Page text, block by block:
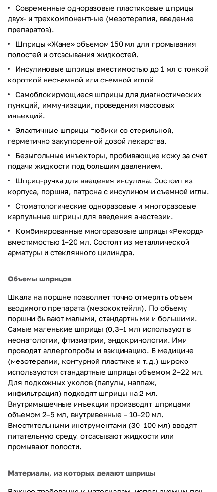
Современные одноразовые пластиковые шприцы
двух- и трехкомпонентные (мезотерапия, введение
препаратов).
Шприцы «Жане» объемом 150 мл для промывания
полостей и отсасывания жидкостей.
Инсулиновые шприцы вместимостью до 1 мл с тонкой
короткой несъемной или съемной иглой.
Самоблокирующиеся шприцы для диагностических
пункций, иммунизации, проведения массовых
инъекций.
Эластичные шприцы-тюбики со стерильной,
герметично закупоренной дозой лекарства.
Безыгольные инъекторы, пробивающие кожу за счет
подачи жидкости под большим давлением.
Шприц-ручка для введения инсулина. Состоит из
корпуса, поршня, патрона с инсулином и съемной иглы.
Стоматологические одноразовые и многоразовые
карпульные шприцы для введения анестезии.
Комбинированные многоразовые шприцы «Рекорд»
вместимостью 1–20 мл. Состоят из металлической
арматуры и стеклянного цилиндра.
Объемы шприцов
Шкала на поршне позволяет точно отмерять объем
вводимого препарата (мезококтейля). По объему
поршни бывают малыми, стандартными и большими.
Самые маленькие шприцы (0,3–1 мл) используют в
неонатологии, фтизиатрии, эндокринологии. Ими
проводят аллергопробы и вакцинацию. В медицине
(мезотерапии, контурной пластике и т.д.) широко
используются стандартные шприцы объемом 2–22 мл.
Для подкожных уколов (папулы, наппаж,
инфильтрация) подходят шприцы на 2 мл.
Внутримышечные инъекции производят шприцами
объемом 2–5 мл, внутривенные – 10–20 мл.
Вместительными инструментами (30–100 мл) вводят
питательную среду, отсасывают жидкости или
промывают полости.
Материалы, из которых делают шприцы